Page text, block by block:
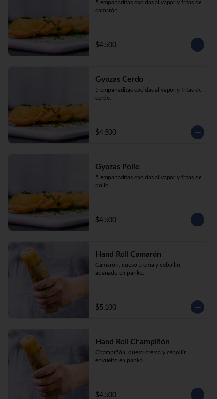
5 empanaditas cocidas al vapor y fritas de
camarón.
$4.500
Gyozas Cerdo
5 empanaditas cocidas al vapor y fritas de
cerdo.
$4.500
Gyozas Pollo
5 empanaditas cocidas al vapor y fritas de
pollo.
$4.500
Hand Roll Camarón
Camarón, queso crema y cebollín
apanado en panko.
$5.100
Hand Roll Champiñón
Champiñón, queso crema y cebollín
envuelto en panko.
$4.500